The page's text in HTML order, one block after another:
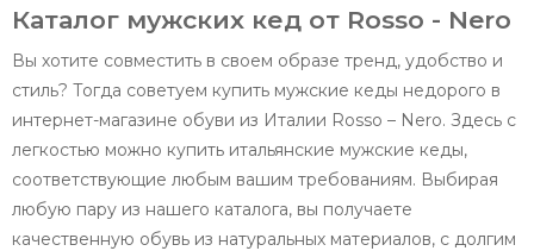
Каталог мужских кед от Rosso - Nero
Вы хотите совместить в своем образе тренд, удобство и
стиль? Тогда советуем купить мужские кеды недорого в
интернет-магазине обуви из Италии Rosso – Nero. Здесь с
легкостью можно купить итальянские мужские кеды,
соответствующие любым вашим требованиям. Выбирая
любую пару из нашего каталога, вы получаете
качественную обувь из натуральных материалов, с долгим